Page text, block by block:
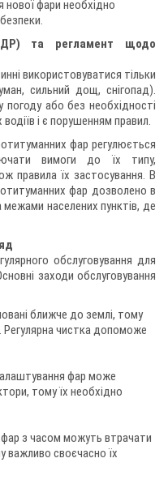
нової фари необхідно
та регламент щодо
використовуватися тільки
сильний дощ, снігопад).
або без необхідності
і є порушенням правил.
фар регулюється
вимоги до їх типу,
правила їх застосування. В
фар дозволено в
населених пунктів, де
обслуговування для
заходи обслуговування
ближче до землі, тому
Регулярна чистка допоможе
фар може
тому їх необхідно
з часом можуть втрачати
важливо своєчасно їх